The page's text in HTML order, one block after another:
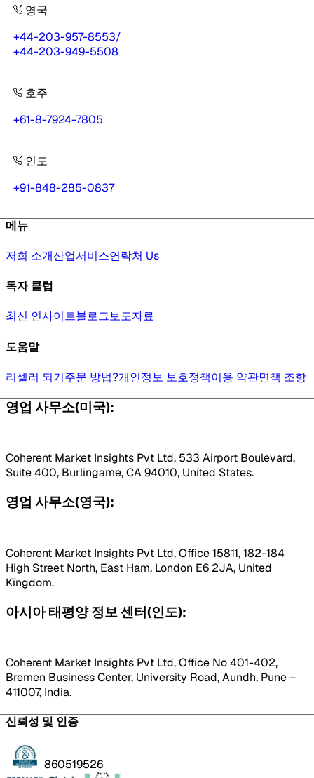
영국
+44-203-957-8553/
+44-203-949-5508
호주
+61-8-7924-7805
인도
+91-848-285-0837
메뉴
저희 소개산업서비스연락처 Us
독자 클럽
최신 인사이트블로그보도자료
도움말
리셀러 되기주문 방법?개인정보 보호정책이용 약관면책 조항
영업 사무소(미국):
Coherent Market Insights Pvt Ltd, 533 Airport Boulevard,
Suite 400, Burlingame, CA 94010, United States.
영업 사무소(영국):
Coherent Market Insights Pvt Ltd, Office 15811, 182-184
High Street North, East Ham, London E6 2JA, United
Kingdom.
아시아 태평양 정보 센터(인도):
Coherent Market Insights Pvt Ltd, Office No 401-402,
Bremen Business Center, University Road, Aundh, Pune –
411007, India.
신뢰성 및 인증
860519526